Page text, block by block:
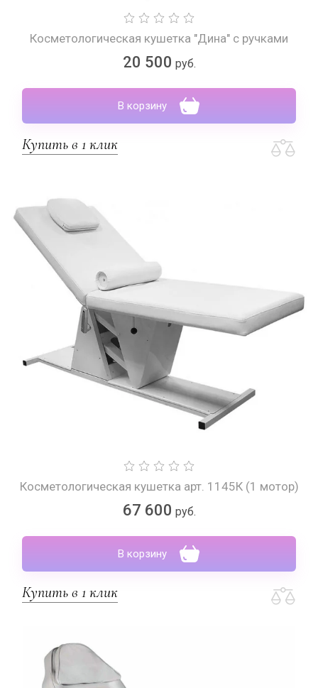
Косметологическая кушетка "Дина" с ручками
20 500 руб.
В корзину
Купить в 1 клик
Косметологическая кушетка арт. 1145К (1 мотор)
67 600 руб.
В корзину
Купить в 1 клик